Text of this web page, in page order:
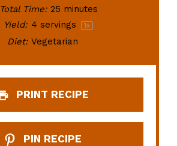
Total Time: 25 minutes
Yield: 4 servings 1x
Diet: Vegetarian
PRINT RECIPE
PIN RECIPE